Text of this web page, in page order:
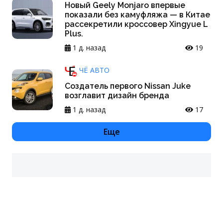
Новый Geely Monjaro впервые
показали без камуфляжа — в Китае
рассекретили кроссовер Xingyue L
Plus.
1 д. назад
19
ЧЁ АВТО
Создатель первого Nissan Juke
возглавит дизайн бренда
1 д. назад
17
Еще